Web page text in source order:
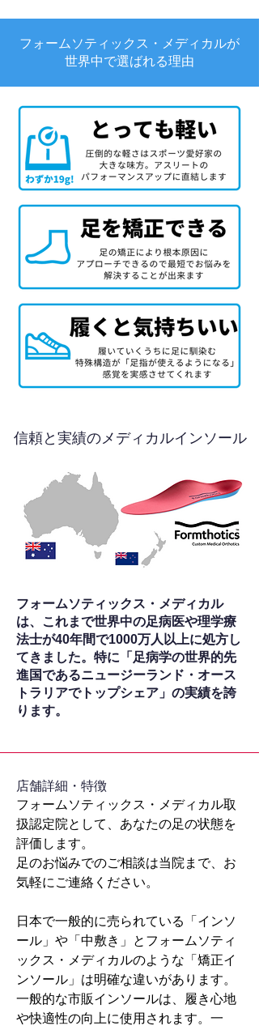
フォームソティックス・メディカルが
世界中で選ばれる理由
信頼と実績のメディカルインソール
フォームソティックス・メディカル
は、これまで世界中の足病医や理学療
法士が40年間で1000万人以上に処方し
てきました。特に「足病学の世界的先
進国であるニュージーランド・オース
トラリアでトップシェア」の実績を誇
ります。
​店舗詳細・特徴
フォームソティックス・メディカル取
扱認定院として、あなたの足の状態を
評価します。
足のお悩みでのご相談は当院まで、お
気軽にご連絡ください。
日本で一般的に売られている「インソ
ール」や「中敷き」とフォームソティ
ックス・メディカルのような「矯正イ
ンソール」は明確な違いがあります。
一般的な市販インソールは、履き心地
や快適性の向上に使用されます。一